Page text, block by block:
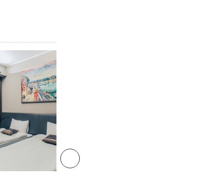
Następny - Pokój